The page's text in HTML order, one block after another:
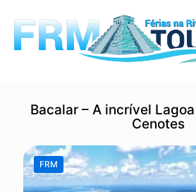
Bacalar – A incrível
Cenotes
FRM